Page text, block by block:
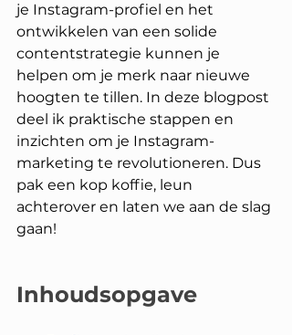
je Instagram-profiel en het
ontwikkelen van een solide
contentstrategie kunnen je
helpen om je merk naar nieuwe
hoogten te tillen. In deze blogpost
deel ik praktische stappen en
inzichten om je Instagram-
marketing te revolutioneren. Dus
pak een kop koffie, leun
achterover en laten we aan de slag
gaan!
Inhoudsopgave